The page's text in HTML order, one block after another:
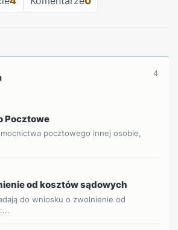
4
Pocztowe
pocztowego innej osobie,
od kosztów sądowych
do wniosku o zwolnienie od